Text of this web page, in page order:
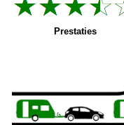
Prestaties